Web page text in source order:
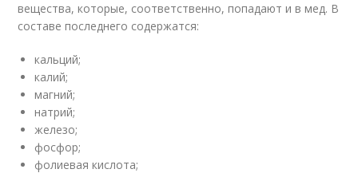
вещества, которые, соответственно, попадают и в мед. В
составе последнего содержатся:
кальций;
калий;
магний;
натрий;
железо;
фосфор;
фолиевая кислота;